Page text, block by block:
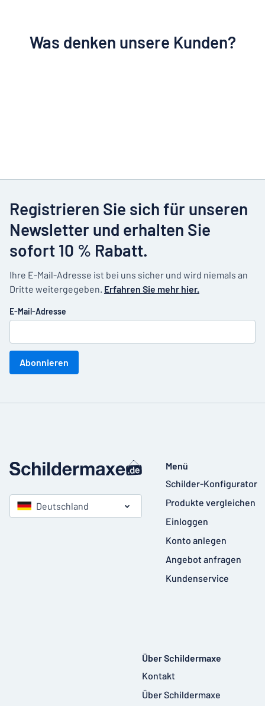
Was denken unsere Kunden?
Registrieren Sie sich für unseren
Newsletter und erhalten Sie
sofort 10 % Rabatt.
Ihre E-Mail-Adresse ist bei uns sicher und wird niemals an
Dritte weitergegeben. Erfahren Sie mehr hier.
E-Mail-Adresse
Abonnieren
Deutschland
Menü
Schilder-Konfigurator
Produkte vergleichen
Einloggen
Konto anlegen
Angebot anfragen
Kundenservice
Über Schildermaxe
Kontakt
Über Schildermaxe